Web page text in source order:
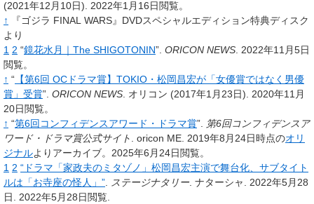
(2021年12月10日). 2022年1月16日閲覧。
↑
『ゴジラ FINAL WARS』DVDスペシャルエディション特典ディスク
より
1 2 “鏡花水月｜The SHIGOTONIN”. ORICON NEWS. 2022年11月5日
閲覧。
↑ “ 【第6回 OCドラマ賞】TOKIO・松岡昌宏が「女優賞ではなく男優
賞」受賞”. ORICON NEWS. オリコン (2017年1月23日). 2020年11月
20日閲覧。
↑ “第6回コンフィデンスアワード・ドラマ賞”. 第6回コンフィデンスア
ワード・ドラマ賞公式サイト. oricon ME. 2019年8月24日時点のオリ
ジナルよりアーカイブ。2025年6月24日閲覧。
1 2 “ドラマ「家政夫のミタゾノ」松岡昌宏主演で舞台化、サブタイト
ルは「お寺座の怪人」”. ステージナタリー. ナターシャ. 2022年5月28
日. 2022年5月28日閲覧.